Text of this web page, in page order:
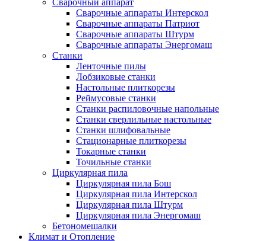
Сварочный аппарат
Сварочные аппараты Интерскол
Сварочные аппараты Патриот
Сварочные аппараты Штурм
Сварочные аппараты Энергомаш
Станки
Ленточные пилы
Лобзиковые станки
Настольные плиткорезы
Реймусовые станки
Станки распиловочные напольные
Станки сверлильные настольные
Станки шлифовальные
Стационарные плиткорезы
Токарные станки
Точильные станки
Циркулярная пила
Циркулярная пила Бош
Циркулярная пила Интерскол
Циркулярная пила Штурм
Циркулярная пила Энергомаш
Бетономешалки
Климат и Отопление